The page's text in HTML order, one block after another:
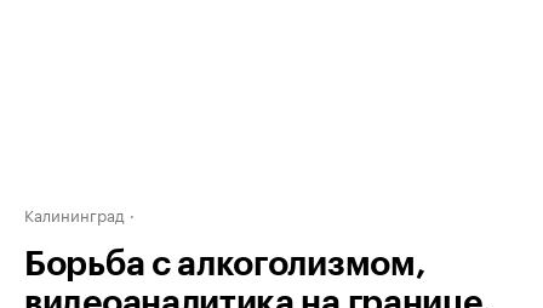
Калининград
Борьба с алкоголизмом,